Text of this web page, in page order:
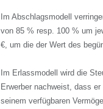
Im Abschlagsmodell
von 85 % resp. 100 % um
€, um die der Wert des
Im Erlassmodell wird die
Erwerber nachweist, dass
seinem verfügbaren